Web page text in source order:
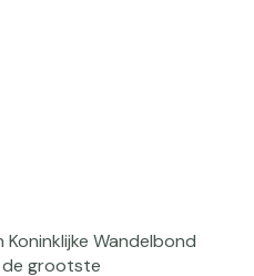
Wandelbond
de grootste